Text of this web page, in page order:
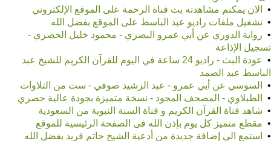
• الان يمكنم مشاهدته بث قناة الرحمة على الموقع الإلكتروني
• تشغيل ملفات راديو عبد الباسط على الموقع بفضل الله
• رواية الدوري عن أبي عمرو البصري - محمود خليل الحصري -
تسجيل الإذاعة
•
عودة البث - راديو 24 ساعة في اليوم للقرآن الكريم للشيخ عبد
الباسط عبد الصمد
• السوسي عن أبي عمرو - عبد الرشيد صوفي - ست من التلاوات
• الطبلاوي - المصحف المجود - نسخة متميزة بجودة عالية حصري
• شاهد قناة القرآن الكريم و قناة السنة النبوية من السعودية
• مقطع متميز كل يوم بإذن الله فى الصفحة الرئيسية للموقع
• استمع الى إضافة جديدة من أدعية الشيخ حاتم فريد بفضل الله